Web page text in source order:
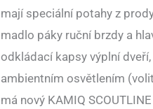
mají speciální potahy z
madlo páky ruční brzdy a
odkládací kapsy výplní
ambientním osvětlením
má nový KAMIQ